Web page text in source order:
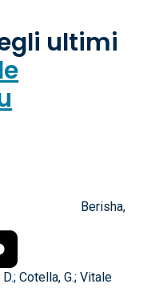
ultimi
Berisha,
Cotella, G.; Vitale